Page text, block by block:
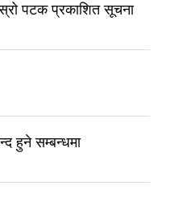
पटक प्रकाशित सूचना
हुने सम्बन्धमा